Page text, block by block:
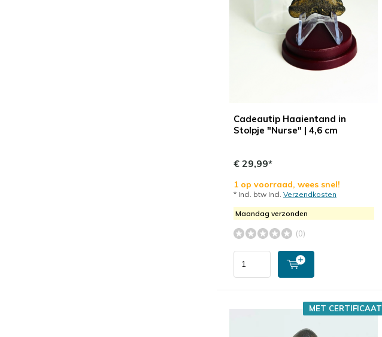
Cadeautip Haaientand in
Stolpje "Nurse" | 4,6 cm
€ 29,99*
1 op voorraad, wees snel!
* Incl. btw Incl. Verzendkosten
Maandag verzonden
(0)
MET CERTIFICAAT